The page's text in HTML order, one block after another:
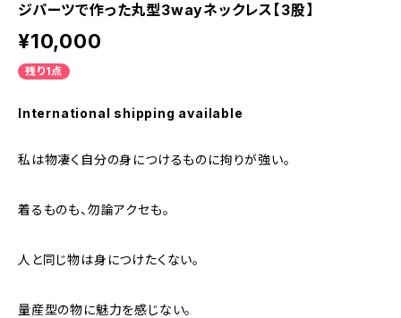
ジパーツで作った丸型3wayネックレス【3股】
¥10,000
残り1点
International shipping available
私は物凄く自分の身につけるものに拘りが強い。
着るものも、勿論アクセも。
人と同じ物は身につけたくない。
量産型の物に魅力を感じない。